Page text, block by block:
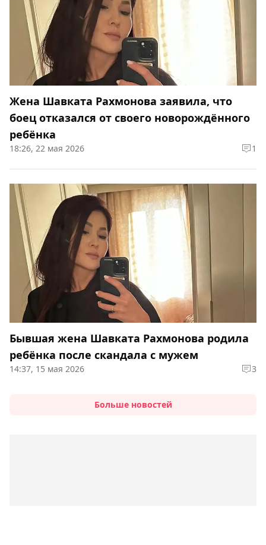
Жена Шавката Рахмонова заявила, что
боец отказался от своего новорождённого
ребёнка
18:26, 22 мая 2026 1
Бывшая жена Шавката Рахмонова родила
ребёнка после скандала с мужем
14:37, 15 мая 2026 3
Больше новостей